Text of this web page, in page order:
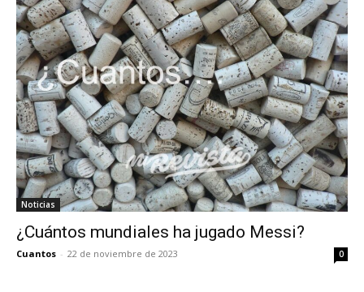
Noticias
¿Cuántos mundiales ha jugado Messi?
Cuantos - 22 de noviembre de 2023 0